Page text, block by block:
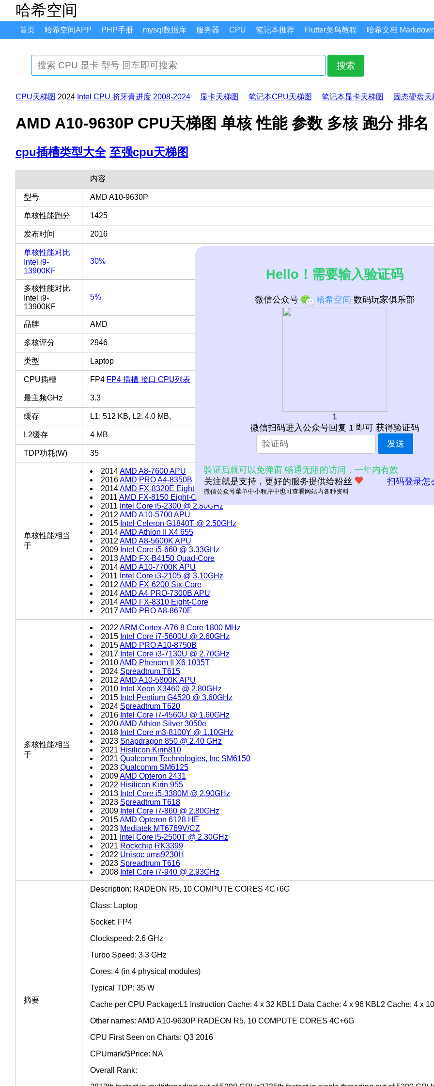
哈希空间
首页 哈希空间APP PHP手册 mysql数据库 服务器 CPU 笔记本推荐 Flutter菜鸟教程 哈希文档
搜索
CPU天梯图 2024 Intel CPU 挤牙膏进度 2008-2024 显卡天梯图 笔记本CPU天梯图 笔记本显卡天梯图 固态硬盘天
AMD A10-9630P CPU天梯图 单核 性能 参数 多核 跑分 排名
cpu插槽类型大全 至强cpu天梯图
内容
型号 AMD A10-9630P
单核性能跑分 1425
发布时间 2016
单核性能对比
Intel i9-
13900KF
30%
多核性能对比
Intel i9-
13900KF
5%
品牌 AMD
多核评分 2946
类型 Laptop
CPU插槽 FP4 FP4 插槽 接口 CPU列表
最主频GHz 3.3
缓存 L1: 512 KB, L2: 4.0 MB,
L2缓存 4 MB
TDP功耗(W) 35
单核性能相当
于
2014AMD A8-7600 APU
2016AMD PRO A4-8350B
2014AMD FX-8320E Eight-Core
2011 AMD FX-8150 Eight-Core
2011 Intel Core i5-2300 @ 2.80GHz
2012 AMD A10-5700 APU
2015 Intel Celeron G1840T @ 2.50GHz
2014AMD Athlon II X4 655
2012 AMD A8-5600K APU
2009 Intel Core i5-660 @ 3.33GHz
2013AMD FX-B4150 Quad-Core
2014AMD A10-7700K APU
2011 Intel Core i3-2105 @ 3.10GHz
2012 AMD FX-6200 Six-Core
2014AMD A4 PRO-7300B APU
2014AMD FX-8310 Eight-Core
2017AMD PRO A8-8670E
多核性能相当
于
2022 ARM Cortex-A76 8 Core 1800 MHz
2015 Intel Core i7-5600U @ 2.60GHz
2015AMD PRO A10-8750B
2017 Intel Core i3-7130U @ 2.70GHz
2010AMD Phenom II X6 1035T
2024 Spreadtrum T615
2012 AMD A10-5800K APU
2010 Intel Xeon X3460 @ 2.80GHz
2015 Intel Pentium G4520 @ 3.60GHz
2024 Spreadtrum T620
2016 Intel Core i7-4560U @ 1.60GHz
2020AMD Athlon Silver 3050e
2018 Intel Core m3-8100Y @ 1.10GHz
2023 Snapdragon 850 @ 2.40 GHz
2021 Hisilicon Kirin810
2021 Qualcomm Technologies, Inc SM6150
2023 Qualcomm SM6125
2009AMD Opteron 2431
2022 Hisilicon Kirin 955
2013 Intel Core i5-3380M @ 2.90GHz
2023 Spreadtrum T618
2009 Intel Core i7-860 @ 2.80GHz
2015AMD Opteron 6128 HE
2023 Mediatek MT6769V/CZ
2011 Intel Core i5-2500T @ 2.30GHz
2021 Rockchip RK3399
2022 Unisoc ums9230H
2023 Spreadtrum T616
2008 Intel Core i7-940 @ 2.93GHz
摘要
Description: RADEON R5, 10 COMPUTE CORES 4C+6G
Class: Laptop
Socket: FP4
Clockspeed: 2.6 GHz
Turbo Speed: 3.3 GHz
Cores: 4 (in 4 physical modules)
Typical TDP: 35 W
Cache per CPU Package:L1 Instruction Cache: 4 x 32 KBL1 Data Cache: 4 x 96 KBL2 Cache: 4 x
Other names: AMD A10-9630P RADEON R5, 10 COMPUTE CORES 4C+6G
CPU First Seen on Charts: Q3 2016
CPUmark/$Price: NA
Overall Rank:
Hello！需要输入验证码
微信公众号 哈希空间 数码玩家俱乐部
1
微信扫码进入公众号回复 1 即可 获得验证码
发送
验证后就可以免弹窗 畅通无阻的访问，一年内有效
关注就是支持，更好的服务提供给粉丝
扫码登录怎
微信公众号菜单中小程序中也可查看网站内各种资料